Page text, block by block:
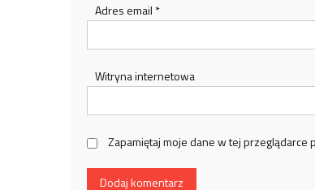
Adres email *
Witryna internetowa
Zapamiętaj moje dane w tej